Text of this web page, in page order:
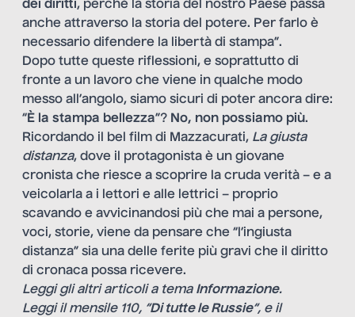
dei diritti, perché la storia del nostro Paese passa
anche attraverso la storia del potere. Per farlo è
necessario difendere la libertà di stampa”.
Dopo tutte queste riflessioni, e soprattutto di
fronte a un lavoro che viene in qualche modo
messo all’angolo, siamo sicuri di poter ancora dire:
“È la stampa bellezza”? No, non possiamo più.
Ricordando il bel film di Mazzacurati, La giusta
distanza, dove il protagonista è un giovane
cronista che riesce a scoprire la cruda verità – e a
veicolarla a i lettori e alle lettrici – proprio
scavando e avvicinandosi più che mai a persone,
voci, storie, viene da pensare che “l’ingiusta
distanza” sia una delle ferite più gravi che il diritto
di cronaca possa ricevere.
Leggi gli altri articoli a tema Informazione.
Leggi il mensile 110, “Di tutte le Russie“, e il